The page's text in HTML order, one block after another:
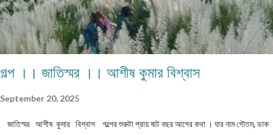
গল্প ।। জাতিস্মর ।। আশীষ কুমার বিশ্বাস
September 20, 2025
জাতিস্মর আশীষ কুমার বিশ্বাস গল্পের শুরুটা প্রায় ষাট বছর আগের কথা । যার নাম গৌতম, ডাক